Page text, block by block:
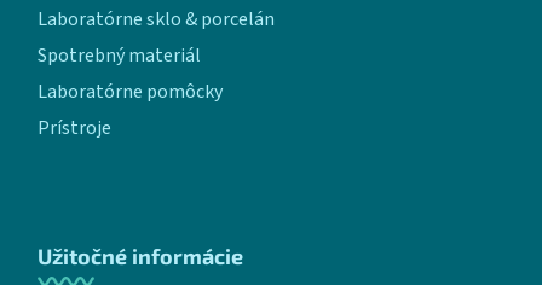
Laboratórne sklo & porcelán
Spotrebný materiál
Laboratórne pomôcky
Prístroje
Užitočné informácie